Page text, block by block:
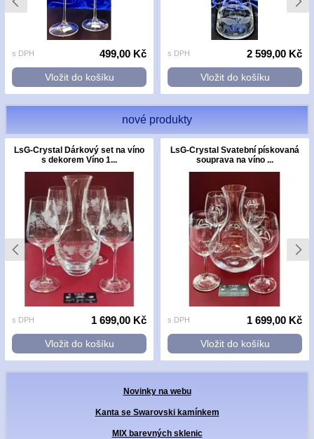
Novinky na webu
Kanta se Swarovski kamínkem
MIX barevných sklenic
s DPH 499,00 Kč
Vložit do košíku
s DPH 2 599,00 Kč
Vložit do košíku
nové produkty
LsG-Crystal Dárkový set na víno
s dekorem Víno 1...
s DPH 1 699,00 Kč
Vložit do košíku
LsG-Crystal Svatební pískovaná
souprava na víno ...
s DPH 1 699,00 Kč
Vložit do košíku